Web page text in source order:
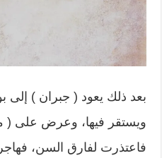
ويستقر فيها، وعرض على (
فاعتذرت لفارق السن،